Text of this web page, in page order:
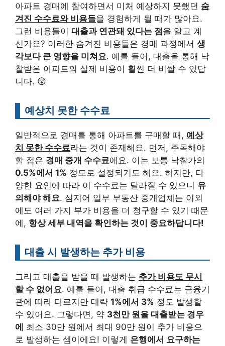
아파트 경매에 참여하면서 미처 예상하지 못했던 숨
겨진 수수료와 비용들을 경험하게 될 때가 많아요.
그런 비용들이 대출과 연관돼 있다는 점을 알고 계
신가요? 이러한 숨겨진 비용들은 경매 과정에서 생
각보다 큰 영향을 미쳐요. 예를 들어, 대출을 통해 낙
찰받은 아파트의 실제 비용이 훨씬 더 비쌀 수 있답
니다. 😲
예상치 못한 수수료
일반적으로 경매를 통해 아파트를 구매할 때, 예상
치 못한 수수료라는 것이 존재해요. 먼저, 주목해야
할 점은 경매 중개 수수료에요. 이는 보통 낙찰가의
0.5%에서 1% 정도로 설정되기도 해요. 하지만, 다
양한 요인에 따라 이 수수료는 달라질 수 있으니 유
의해야 해요. 심지어 일부 부동산 중개업체는 이외
에도 여러 가지 부가 비용을 더 청구할 수 있기 때문
에, 항상 세부 내역을 확인하는 것이 중요하답니다!
대출 시 발생하는 추가 비용
그리고 대출을 받을 때 발생하는 추가 비용도 무시
할 수 없어요. 예를 들어, 대출 취급 수수료는 금융기
관에 따라 다르지만 대략 1%에서 3% 정도 발생할
수 있어요. 그렇다면, 약 3천만 원을 대출받는 경우
에 최소 30만 원에서 최대 90만 원이 추가 비용으
로 발생하는 셈이에요! 이렇게 은행에서 요구하는